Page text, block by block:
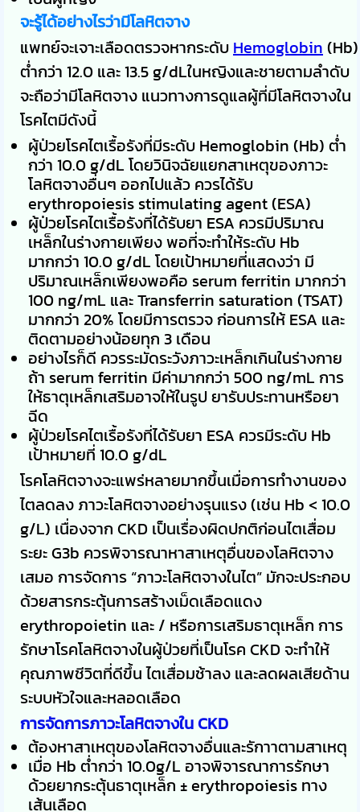
จะรู้ได้อย่างไรว่ามีโลหิตจาง
แพทย์จะเจาะเลือดตรวจหากระดับ Hemoglobin (Hb)
ต่ำกว่า 12.0 และ 13.5 g/dLในหญิงและชายตามลำดับ
จะถือว่ามีโลหิตจาง แนวทางการดูแลผู้ที่มีโลหิตจางใน
โรคไตมีดังนี้
ผู้ป่วยโรคไตเรื้อรังที่มีระดับ Hemoglobin (Hb) ต่ำ
กว่า 10.0 g/dL โดยวินิจฉัยแยกสาเหตุของภาวะ
โลหิตจางอื่นๆ ออกไปแล้ว ควรได้รับ
erythropoiesis stimulating agent (ESA)
ผู้ป่วยโรคไตเรื้อรังที่ได้รับยา ESA ควรมีปริมาณ
เหล็กในร่างกายเพียง พอที่จะทำให้ระดับ Hb
มากกว่า 10.0 g/dL โดยเป้าหมายที่แสดงว่า มี
ปริมาณเหล็กเพียงพอคือ serum ferritin มากกว่า
100 ng/mL และ Transferrin saturation (TSAT)
มากกว่า 20% โดยมีการตรวจ ก่อนการให้ ESA และ
ติดตามอย่างน้อยทุก 3 เดือน
อย่างไรก็ดี ควรระมัดระวังภาวะเหล็กเกินในร่างกาย
ถ้า serum ferritin มีค่ามากกว่า 500 ng/mL การ
ให้ธาตุเหล็กเสริมอาจให้ในรูป ยารับประทานหรือยา
ฉีด
ผู้ป่วยโรคไตเรื้อรังที่ได้รับยา ESA ควรมีระดับ Hb
เป้าหมายที่ 10.0 g/dL
โรคโลหิตจางจะแพร่หลายมากขึ้นเมื่อการทำงานของ
ไตลดลง ภาวะโลหิตจางอย่างรุนแรง (เช่น Hb < 10.0
g/L) เนื่องจาก CKD เป็นเรื่องผิดปกติก่อนไตเสื่อม
ระยะ G3b ควรพิจารณาหาสาเหตุอื่นของโลหิตจาง
เสมอ การจัดการ “ภาวะโลหิตจางในไต” มักจะประกอบ
ด้วยสารกระตุ้นการสร้างเม็ดเลือดแดง
erythropoietin และ / หรือการเสริมธาตุเหล็ก การ
รักษาโรคโลหิตจางในผู้ป่วยที่เป็นโรค CKD จะทำให้
คุณภาพชีวิตที่ดีขึ้น ไตเสื่อมช้าลง และลดผลเสียด้าน
ระบบหัวใจและหลอดเลือด
การจัดการภาวะโลหิตจางใน CKD
ต้องหาสาเหตุของโลหิตจางอื่นและรักาาตามสาเหตุ
เมื่อ Hb ต่ำกว่า 10.0g/L อาจพิจารณาการรักษา
ด้วยยากระตุ้นธาตุเหล็ก ± erythropoiesis ทาง
เส้นเลือด